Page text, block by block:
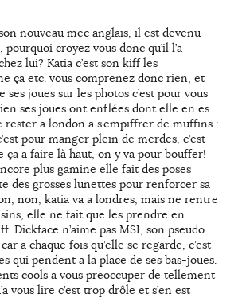
nouveau mec anglais, il est devenu
croyez vous donc qu’il l’a
lui? Katia c’est son kiff les
ça etc. vous comprenez donc rien, et
joues sur les photos c’est pour vous
ses joues ont enflées dont elle en es
rester a london a s’empiffrer de muffins :
pour manger plein de merdes, c’est
ça a faire là haut, on y va pour bouffer!
plus gamine elle fait des poses
des grosses lunettes pour renforcer sa
non, katia va a londres, mais ne rentre
elle ne fait que les prendre en
Dickface n’aime pas MSI, son pseudo
a chaque fois qu’elle se regarde, c’est
qui pendent a la place de ses bas-joues.
cools a vous preoccuper de tellement
vous lire c’est trop drôle et s’en est